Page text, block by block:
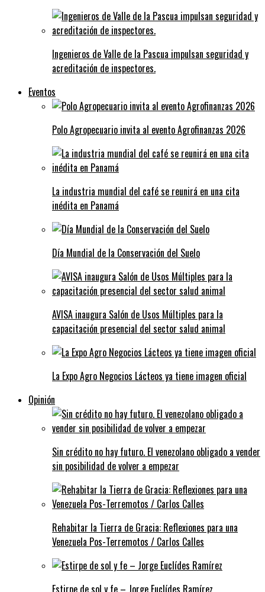
Ingenieros de Valle de la Pascua impulsan seguridad y
acreditación de inspectores.
Eventos
Polo Agropecuario invita al evento Agrofinanzas 2026
La industria mundial del café se reunirá en una cita
inédita en Panamá
Día Mundial de la Conservación del Suelo
AVISA inaugura Salón de Usos Múltiples para la
capacitación presencial del sector salud animal
La Expo Agro Negocios Lácteos ya tiene imagen oficial
Opinión
Sin crédito no hay futuro. El venezolano obligado a vender
sin posibilidad de volver a empezar
Rehabitar la Tierra de Gracia: Reflexiones para una
Venezuela Pos-Terremotos / Carlos Calles
Estirpe de sol y fe – Jorge Euclídes Ramírez